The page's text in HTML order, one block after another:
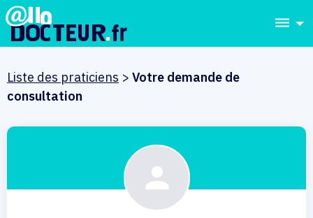
dehaze
Liste des praticiens > Votre demande de
consultation